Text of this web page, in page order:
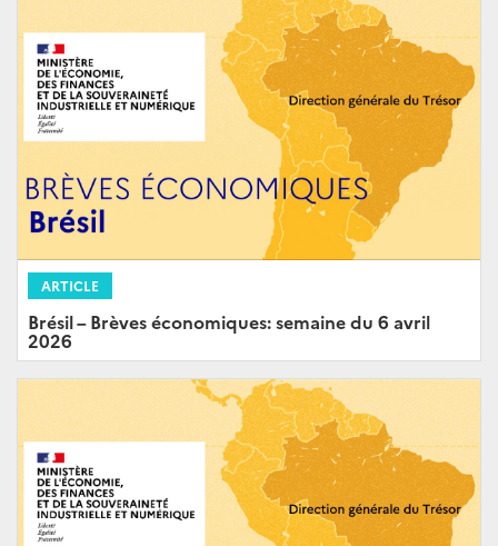
ARTICLE
Brésil – Brèves économiques: semaine du 6 avril
2026